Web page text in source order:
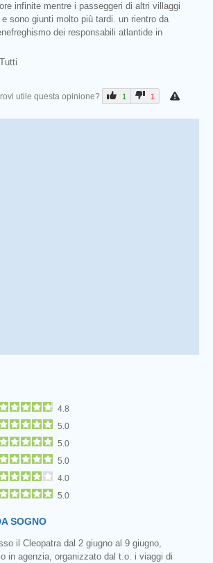
infinite mentre i passeggeri di altri villaggi
sono giunti molto più tardi. un rientro da
dei responsabili atlantide in
Tutti
utile questa opinione? 1 1
4.8
5.0
5.0
5.0
4.0
5.0
SOGNO
il Cleopatra dal 2 giugno al 9 giugno,
in agenzia, organizzato dal t.o. i viaggi di